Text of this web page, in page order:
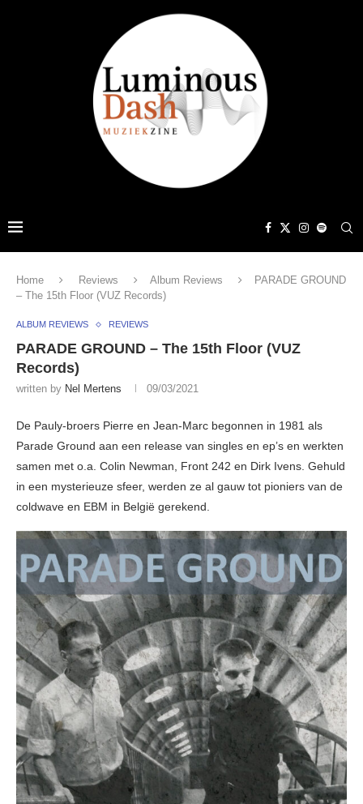
Home Reviews Album Reviews
PARADE GROUND
– The 15th Floor (VUZ Records)
ALBUM REVIEWS REVIEWS
PARADE GROUND – The 15th Floor (VUZ
Records)
written by Nel Mertens 09/03/2021
De Pauly-broers Pierre en Jean-Marc begonnen in 1981 als
Parade Ground aan een release van singles en ep’s en werkten
samen met o.a. Colin Newman, Front 242 en Dirk Ivens. Gehuld
in een mysterieuze sfeer, werden ze al gauw tot pioniers van de
coldwave en EBM in België gerekend.